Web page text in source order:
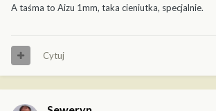
A taśma to Aizu 1mm, taka cieniutka, specjalnie.
Cytuj